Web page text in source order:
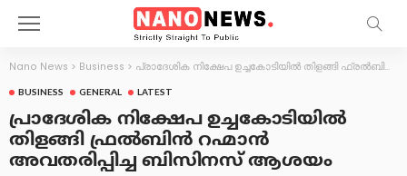
Nano News > Business > പ്രാദേശിക നിക്ഷേപ ഉച്ചകോടിയിൽ തിളങ്ങി ഫ്രൽബിൻ റഹ്മാൻ അവതരിപ്പിച്ച ബിസിനസ് ആശയം
BUSINESS GENERAL LATEST
പ്രാദേശിക നിക്ഷേപ ഉച്ചകോടിയിൽ
തിളങ്ങി ഫ്രൽബിൻ റഹ്മാൻ
അവതരിപ്പിച്ച ബിസിനസ് ആശയം